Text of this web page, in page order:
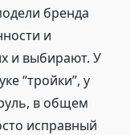
бренда
и
и выбирают. У
“тройки”, у
в общем
исправный